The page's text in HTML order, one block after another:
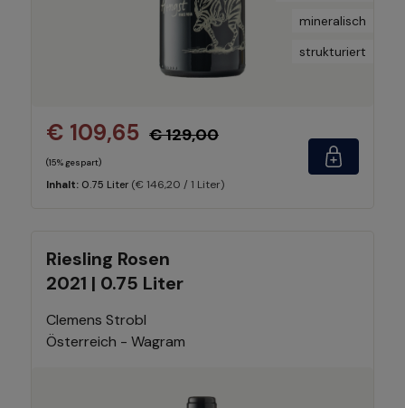
mineralisch
strukturiert
€ 109,65 € 129,00
(15% gespart)
Inhalt: 0.75 Liter (€ 146,20 / 1 Liter)
Riesling Rosen
2021 | 0.75 Liter
Clemens Strobl
Österreich - Wagram